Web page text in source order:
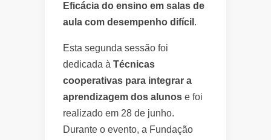
Eficácia do ensino em salas de
aula com desempenho difícil .
Esta segunda sessão foi
dedicada à Técnicas
cooperativas para integrar a
aprendizagem dos alunos e foi
realizado em 28 de junho.
Durante o evento, a Fundação